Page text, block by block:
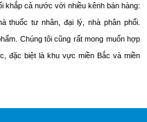
khắp cả nước với nhiều kênh bán hàng:
thuốc tư nhân, đại lý, nhà phân phối.
Chúng tôi cũng rất mong muốn hợp
đặc biệt là khu vực miền Bắc và miền